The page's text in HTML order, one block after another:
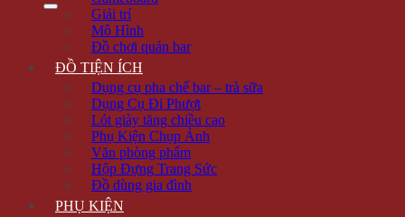
Giải trí
Mô Hình
Đồ chơi quán bar
ĐỒ TIỆN ÍCH
Dụng cụ pha chế bar – trà sữa
Dụng Cụ Đi Phượt
Lót giày tăng chiều cao
Phụ Kiện Chụp Ảnh
Văn phòng phẩm
Hộp Đựng Trang Sức
Đồ dùng gia đình
PHỤ KIỆN